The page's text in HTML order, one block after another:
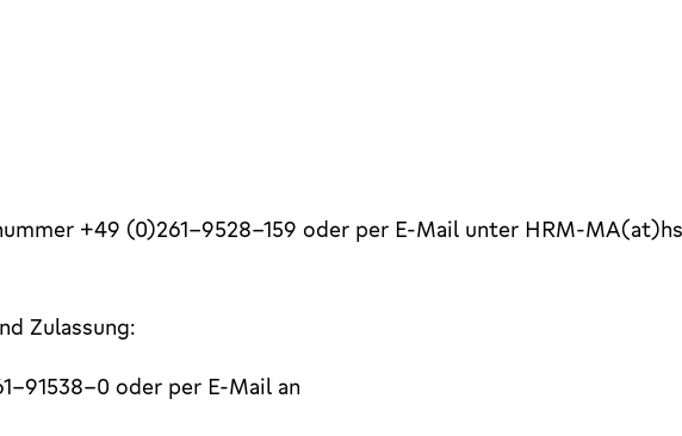
+49 (0)261-9528-159 oder per E-Mail unter HRM-
Zulassung:
91538-0 oder per E-Mail an